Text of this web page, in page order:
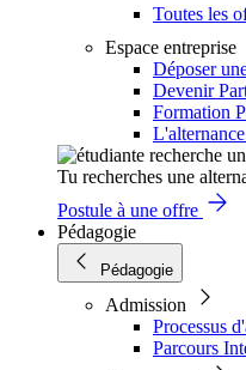
Toutes les
Espace entreprise
Déposer
Devenir
Formation
Tu recherches une
Postule à une offre
Pédagogie
Pédagogie
Admission
Processus
Parcours